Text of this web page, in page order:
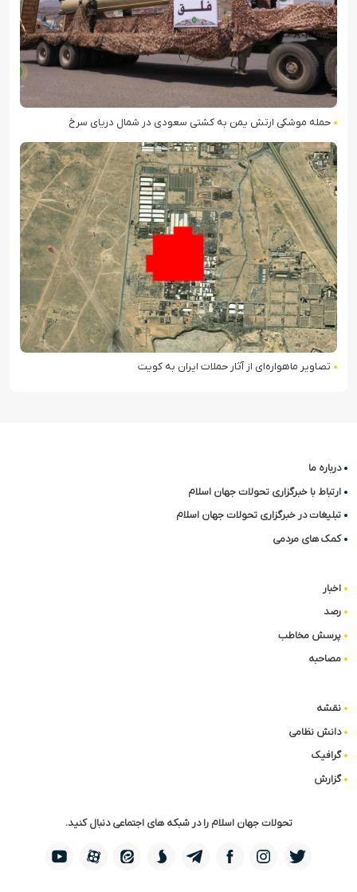
حمله موشکی ارتش یمن به کشتی سعودی در شمال دریای سرخ
تصاویر ماهواره‌ای از آثار حملات ایران به کویت
درباره ما
ارتباط با خبرگزاری تحولات جهان اسلام
تبلیغات در خبرگزاری تحولات جهان اسلام
کمک های مردمی
اخبار
رصد
پرسش مخاطب
مصاحبه
نقشه
دانش نظامی
گرافیک
گزارش
تحولات جهان اسلام را در شبکه های اجتماعی دنبال کنید.